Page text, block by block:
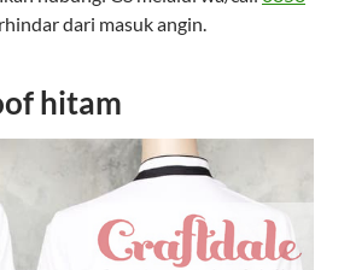
dari masuk angin.
hitam